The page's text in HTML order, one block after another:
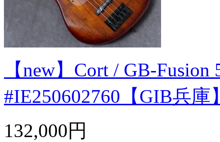
【new】Cort / GB-
#IE250602760【GIB兵
132,000円